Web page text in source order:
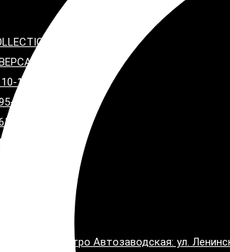
120 см
100 см
80 см
СМ
СМ
СМ
С МЕХОМ
С МЕХОМ
Москва, метро Автозаводская: ул.